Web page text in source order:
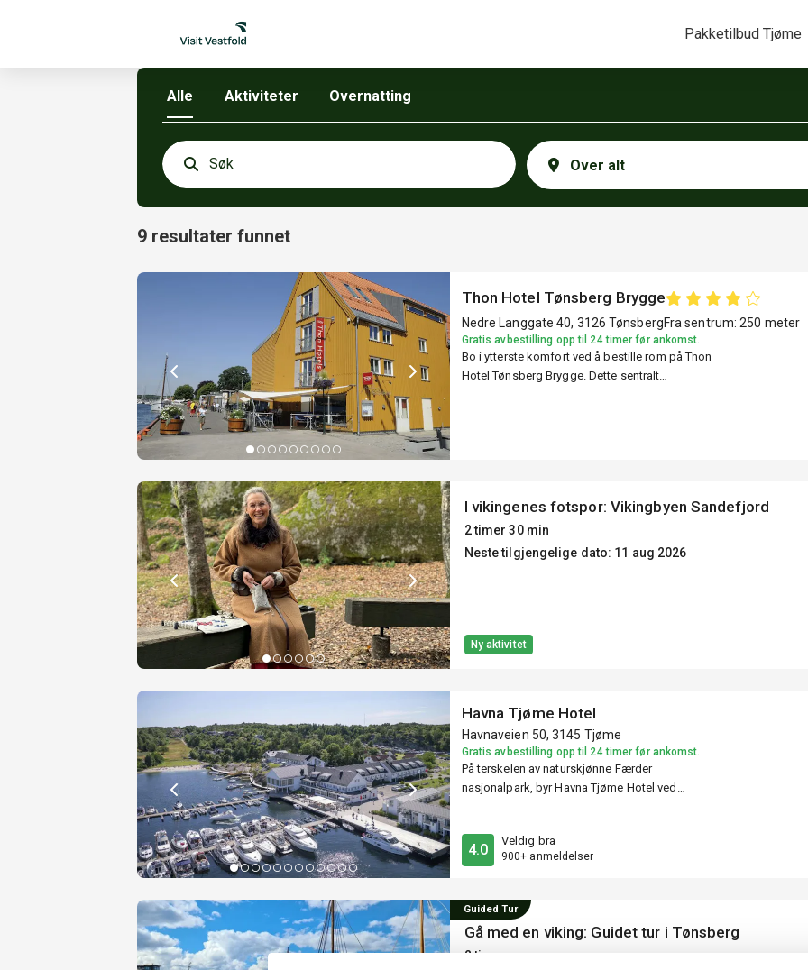
Pakketilbud Tjøme
Alle Aktiviteter Overnatting
9 resultater funnet
Thon Hotel Tønsberg Brygge
Nedre Langgate 40, 3126 TønsbergFra sentrum: 250 meter
Gratis avbestilling opp til 24 timer før ankomst.
Bo i ytterste komfort ved å bestille rom på Thon
Hotel Tønsberg Brygge. Dette sentralt
I vikingenes fotspor: Vikingbyen Sandefjord
2 timer 30 min
Neste tilgjengelige dato: 11 aug 2026
Ny aktivitet
Havna Tjøme Hotel
Havnaveien 50, 3145 Tjøme
Gratis avbestilling opp til 24 timer før ankomst.
På terskelen av naturskjønne Færder
nasjonalpark, byr Havna Tjøme Hotel ved
Tjøme sentrum, ligger hotellet godt plassert i
Tjømes herlige natur og nær spennende
4.0
Veldig bra
900+ anmeldelser
Guided Tur
Gå med en viking: Guidet tur i Tønsberg
2 timer